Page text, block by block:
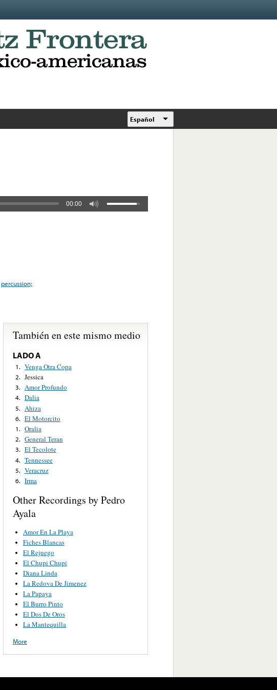
Español
00:00
percussion;
También en este mismo medio
LADO A
1. Venga Otra Copa
2. Jessica
3. Amor Profundo
4. Dalia
5. Ahiza
6. El Motorcito
1. Oralia
2. General Teran
3. El Tecolote
4. Tennessee
5. Veracruz
6. Irma
Other Recordings by Pedro
Ayala
Amor En La Playa
Fiches Blancas
El Rejuego
El Chupi Chupi
Diana Linda
La Redova De Jimenez
La Papaya
El Burro Pinto
El Dos De Oros
La Mantequilla
More